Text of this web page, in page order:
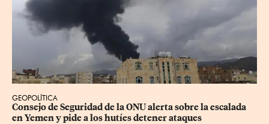
GEOPOLÍTICA
Consejo de Seguridad de la ONU alerta sobre la escalada
en Yemen y pide a los hutíes detener ataques